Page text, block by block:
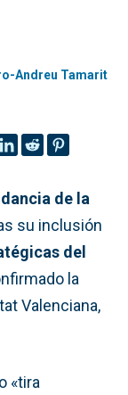
Andreu Tamarit
de la
su inclusión
del
la
Valenciana,
«tira